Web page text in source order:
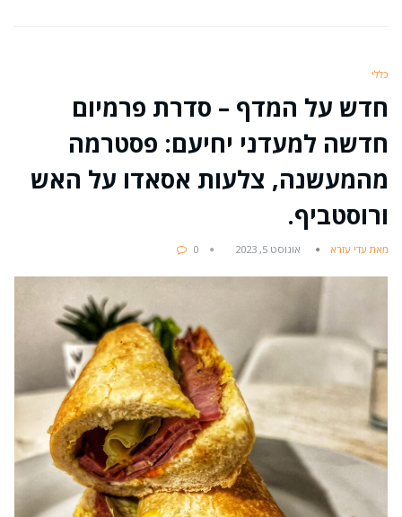
כללי
חדש על המדף – סדרת פרמיום
חדשה למעדני יחיעם: פסטרמה
מהמעשנה, צלעות אסאדו על האש
ורוסטביף.
מאת עדי עזרא אוגוסט 5, 2023 0